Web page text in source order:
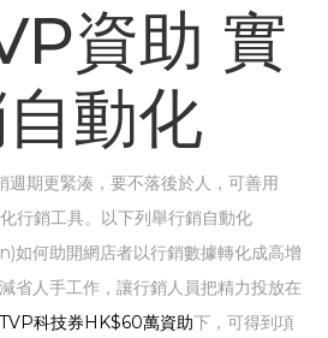
資助 實
動化
期更緊湊，要不落後於人，可善用
行銷工具。以下列舉行銷自動化
何助開網店者以行銷數據轉化成高增
省人手工作，讓行銷人員把精力投放在
TVP科技券HK$60萬資助下，可得到項